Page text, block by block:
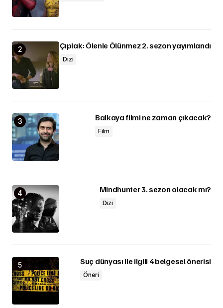
Çıplak: Ölenle Ölünmez 2. sezon yayımlandı
Dizi
Balkaya filmi ne zaman çıkacak?
Film
Mindhunter 3. sezon olacak mı?
Dizi
Suç dünyası ile ilgili 4 belgesel önerisi
Öneri